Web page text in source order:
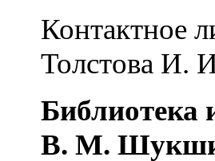
Контактное
Толстова И.
Библиотека
В. М.